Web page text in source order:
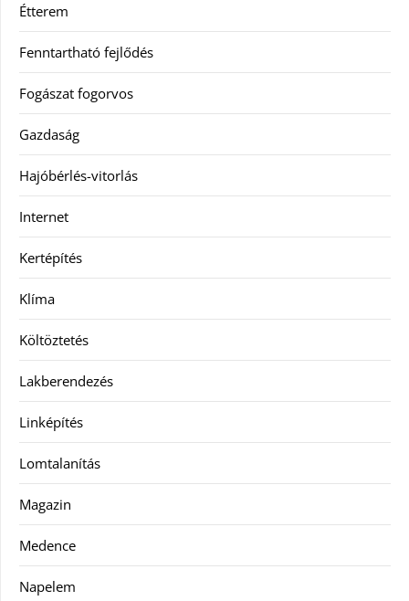
Étterem
Fenntartható fejlődés
Fogászat fogorvos
Gazdaság
Hajóbérlés-vitorlás
Internet
Kertépítés
Klíma
Költöztetés
Lakberendezés
Linképítés
Lomtalanítás
Magazin
Medence
Napelem